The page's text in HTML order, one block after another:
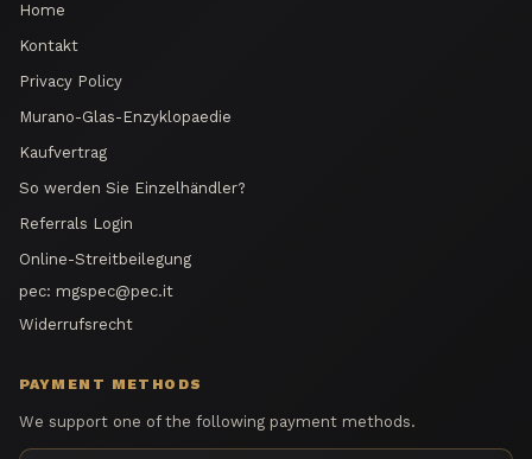
Home
Kontakt
Privacy Policy
Murano-Glas-Enzyklopaedie
Kaufvertrag
So werden Sie Einzelhändler?
Referrals Login
Online-Streitbeilegung
pec: mgspec@pec.it
Widerrufsrecht
PAYMENT METHODS
We support one of the following payment methods.